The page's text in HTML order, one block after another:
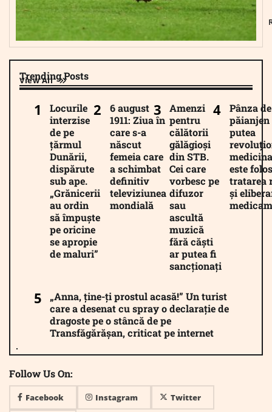
Trending Posts
View All
Locurile
interzise
de pe
țărmul
Dunării,
dispărute
sub ape.
„Grănicerii
au ordin
să împuște
pe oricine
se apropie
de maluri”
6 august
1911: Ziua în
care s-a
născut
femeia care
a schimbat
definitiv
televiziunea
mondială
Amenzi
pentru
călătorii
gălăgioși
din STB.
Cei care
vorbesc pe
difuzor
sau
ascultă
muzică
fără căști
ar putea fi
sancționați
Pânza de
păianjen
putea
este
tratarea
și
„Anna, ține-ți prostul acasă!” Un turist
care a desenat cu spray o declarație de
dragoste pe o stâncă de pe
Transfăgărășan, criticat pe internet
Follow Us On:
Facebook Instagram Twitter